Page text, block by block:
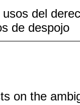
usos del
de despojo
on the